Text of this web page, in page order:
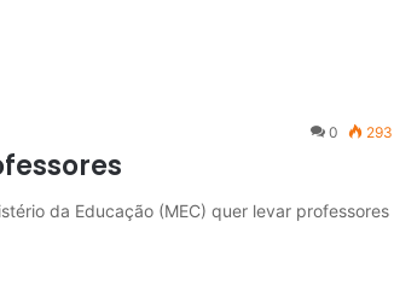
0 293
da Educação (MEC) quer levar professores